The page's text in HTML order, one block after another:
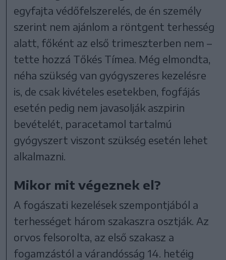
egyfajta védőfelszerelés, de én személy
szerint nem ajánlom a röntgent terhesség
alatt, főként az első trimeszterben nem –
tette hozzá Tőkés Tímea. Még elmondta,
néha szükség van gyógyszeres kezelésre
is, de csak kivételes esetekben, fogfájás
esetén pedig nem javasolják aszpirin
bevételét, paracetamol tartalmú
gyógyszert viszont szükség esetén lehet
alkalmazni.
Mikor mit végeznek el?
A fogászati kezelések szempontjából a
terhességet három szakaszra osztják. Az
orvos felsorolta, az első szakasz a
fogamzástól a várandósság 14. hetéig